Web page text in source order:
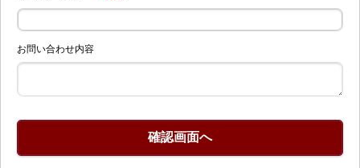
お問い合わせ内容
確認画面へ